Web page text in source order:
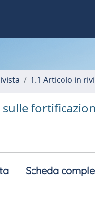
1.1 Articolo in
Scheda